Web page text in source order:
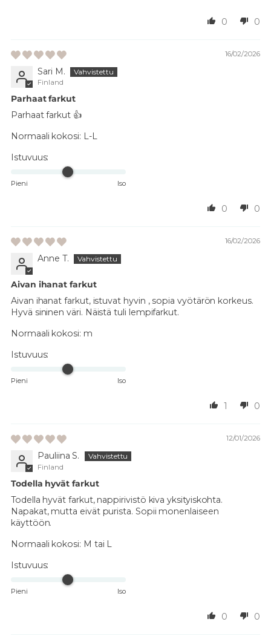
0 0
16/02/2026
Sari M.
Finland
Parhaat farkut
Parhaat farkut 👍
Normaali kokosi: L-L
Istuvuus:
Pieni Iso
0 0
16/02/2026
Anne T.
Aivan ihanat farkut
Aivan ihanat farkut, istuvat hyvin , sopia vyötärön korkeus.
Hyvä sininen väri. Näistä tuli lempifarkut.
Normaali kokosi: m
Istuvuus:
Pieni Iso
1 0
12/01/2026
Pauliina S.
Finland
Todella hyvät farkut
Todella hyvät farkut, nappirivistö kiva yksityiskohta.
Napakat, mutta eivät purista. Sopii monenlaiseen
käyttöön.
Normaali kokosi: M tai L
Istuvuus:
Pieni Iso
0 0